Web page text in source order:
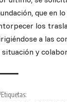
que en
los
a las
situación y
Etiquetas: